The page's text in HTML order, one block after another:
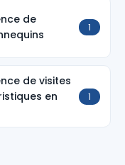
de
1
de visites
en
1